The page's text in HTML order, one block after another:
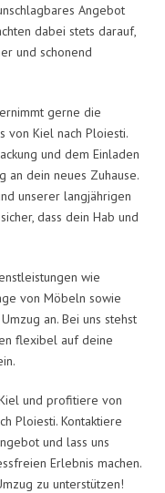
Angebot
dabei stets darauf,
und schonend
gerne die
von Kiel nach Ploiesti.
und dem Einladen
an dein neues Zuhause.
unserer langjährigen
dass dein Hab und
wie
von Möbeln sowie
an. Bei uns stehst
flexibel auf deine
und profitiere von
Ploiesti. Kontaktiere
und lass uns
Erlebnis machen.
zu unterstützen!